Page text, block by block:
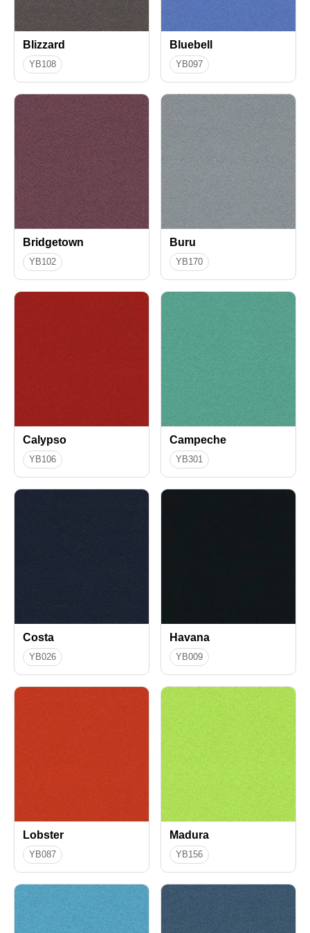
Blizzard
YB108
Bluebell
YB097
Bridgetown
YB102
Buru
YB170
Calypso
YB106
Campeche
YB301
Costa
YB026
Havana
YB009
Lobster
YB087
Madura
YB156